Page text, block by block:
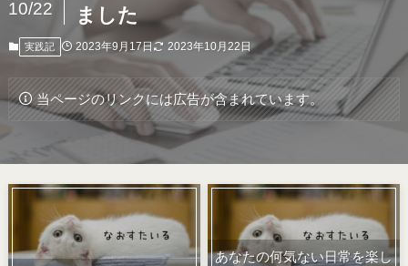
ました
10/22
実践記 2023年9月17日 2023年10月22日
当ページのリンクには広告が含まれています。
あなたの何気ない日常を楽し